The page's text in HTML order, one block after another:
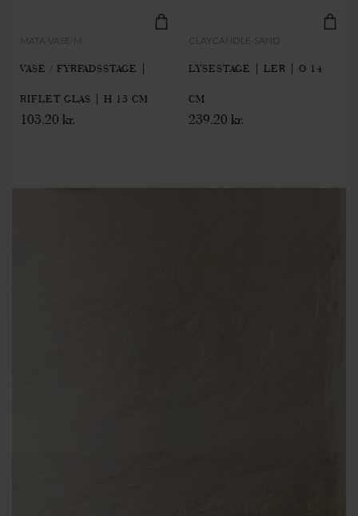
MATA-VASE-M
VASE / FYRFADSSTAGE |
RIFLET GLAS | H 13 CM
103.20 kr.
CLAYCANDLE-SAND
LYSESTAGE | LER | Ø 14
CM
239.20 kr.